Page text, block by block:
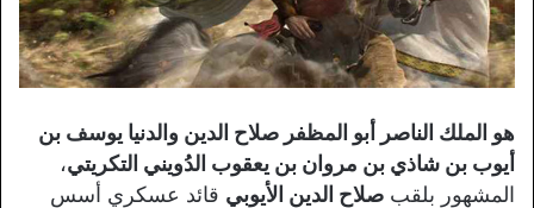
هو الملك الناصر أبو المظفر صلاح الدين والدنيا يوسف بن
أيوب بن شاذي بن مروان بن يعقوب الدُويني التكريتي،
المشهور بلقب صلاح الدين الأيوبي قائد عسكري أسس